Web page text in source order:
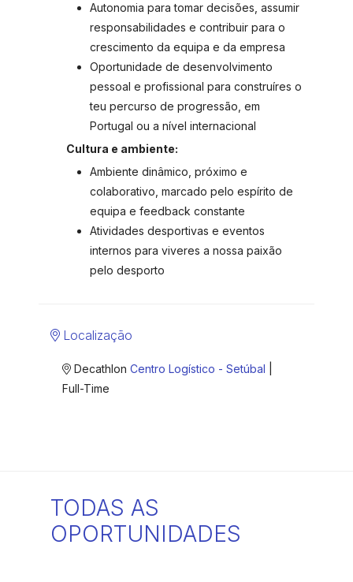
Autonomia para tomar decisões, assumir
responsabilidades e contribuir para o
crescimento da equipa e da empresa
Oportunidade de desenvolvimento
pessoal e profissional para construíres o
teu percurso de progressão, em
Portugal ou a nível internacional
Cultura e ambiente:
Ambiente dinâmico, próximo e
colaborativo, marcado pelo espírito de
equipa e feedback constante
Atividades desportivas e eventos
internos para viveres a nossa paixão
pelo desporto
Localização
Decathlon Centro Logístico - Setúbal
Full-Time
TODAS AS
OPORTUNIDADES